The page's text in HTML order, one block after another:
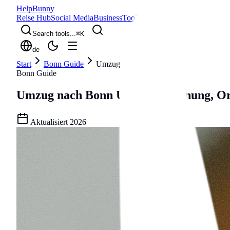
HelpBunny
Reise HubSocial MediaBusinessTools
Search tools...⌘K
de
Start Bonn Guide
Umzug nach Bonn
Bonn Guide
Umzug nach Bonn Umzug, Wohnung,
Aktualisiert 2026